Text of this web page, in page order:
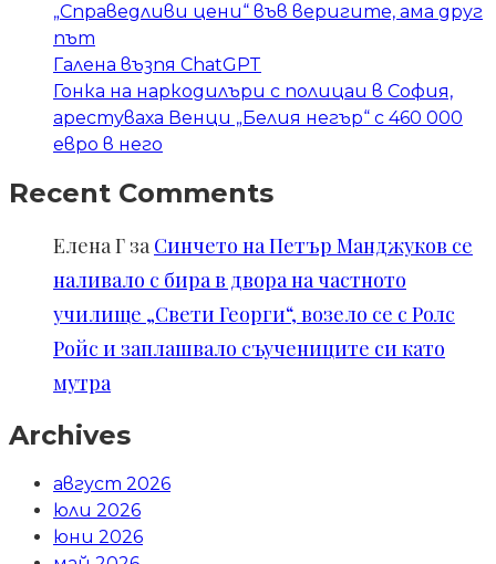
„Справедливи цени“ във веригите, ама друг
път
Галена възпя ChatGPT
Гонка на наркодилъри с полицаи в София,
арестуваха Венци „Белия негър“ с 460 000
евро в него
Recent Comments
Елена Г за Синчето на Петър Манджуков се
наливало с бира в двора на частното
училище „Свети Георги“, возело се с Ролс
Ройс и заплашвало съучениците си като
мутра
Archives
август 2026
юли 2026
юни 2026